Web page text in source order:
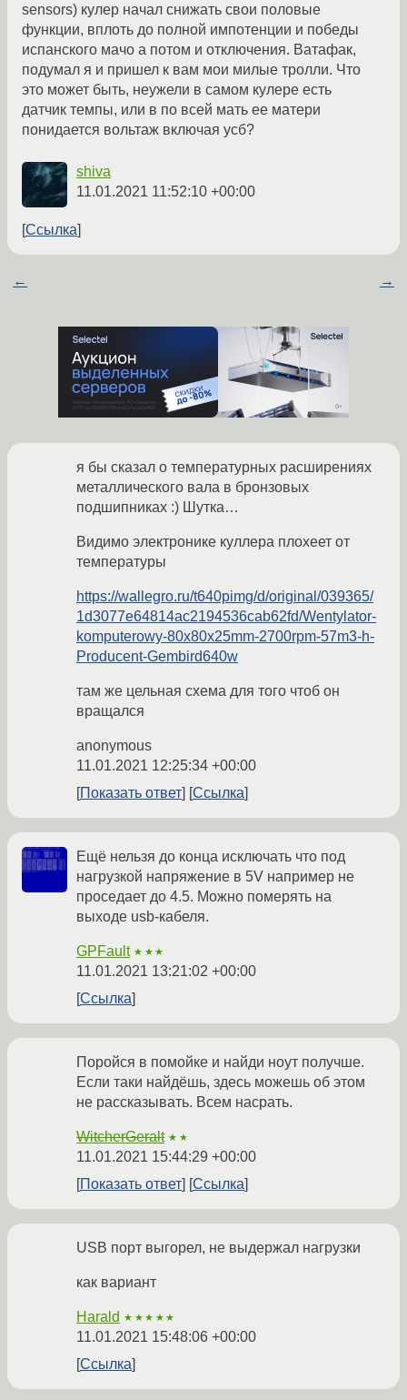
sensors) кулер начал снижать свои половые
функции, вплоть до полной импотенции и победы
испанского мачо а потом и отключения. Ватафак,
подумал я и пришел к вам мои милые тролли. Что
это может быть, неужели в самом кулере есть
датчик темпы, или в по всей мать ее матери
понидается вольтаж включая усб?
shiva
11.01.2021 11:52:10 +00:00
Ссылка
← →
я бы сказал о температурных расширениях
металлического вала в бронзовых
подшипниках :) Шутка…
Видимо электронике куллера плохеет от
температуры
https://wallegro.ru/t640pimg/d/original/039365/
1d3077e64814ac2194536cab62fd/Wentylator-
komputerowy-80x80x25mm-2700rpm-57m3-h-
Producent-Gembird640w
там же цельная схема для того чтоб он
вращался
anonymous
11.01.2021 12:25:34 +00:00
Показать ответ
Ссылка
Ещё нельзя до конца исключать что под
нагрузкой напряжение в 5V например не
проседает до 4.5. Можно померять на
выходе usb-кабеля.
GPFault ★★★
11.01.2021 13:21:02 +00:00
Ссылка
Поройся в помойке и найди ноут получше.
Если таки найдёшь, здесь можешь об этом
не рассказывать. Всем насрать.
WitcherGeralt ★★
11.01.2021 15:44:29 +00:00
Показать ответ
Ссылка
USB порт выгорел, не выдержал нагрузки
как вариант
Harald ★★★★★
11.01.2021 15:48:06 +00:00
Ссылка